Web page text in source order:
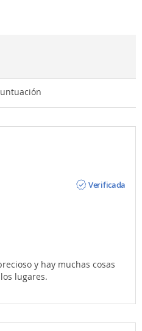
Verificada
y hay muchas cosas
lugares.